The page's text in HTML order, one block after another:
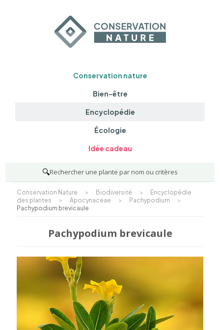
Conservation nature
Bien-être
Encyclopédie
Écologie
Idée cadeau
🔍Rechercher une plante par nom ou critères
Conservation Nature > Biodiversité >
Encyclopédie
des plantes
> Apocynaceae > Pachypodium
>
Pachypodium brevicaule
Pachypodium brevicaule